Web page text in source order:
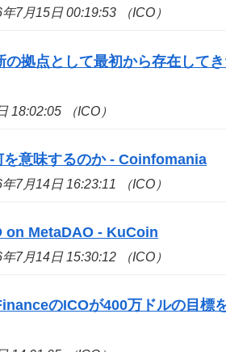
7月15日 00:19:53 （ICO）
の拠点として最初から存在して
18:02:05 （ICO）
を意味するのか - Coinfomania
7月14日 16:23:11 （ICO）
on MetaDAO - KuCoin
7月14日 15:30:12 （ICO）
のICOが400万ドルの目標